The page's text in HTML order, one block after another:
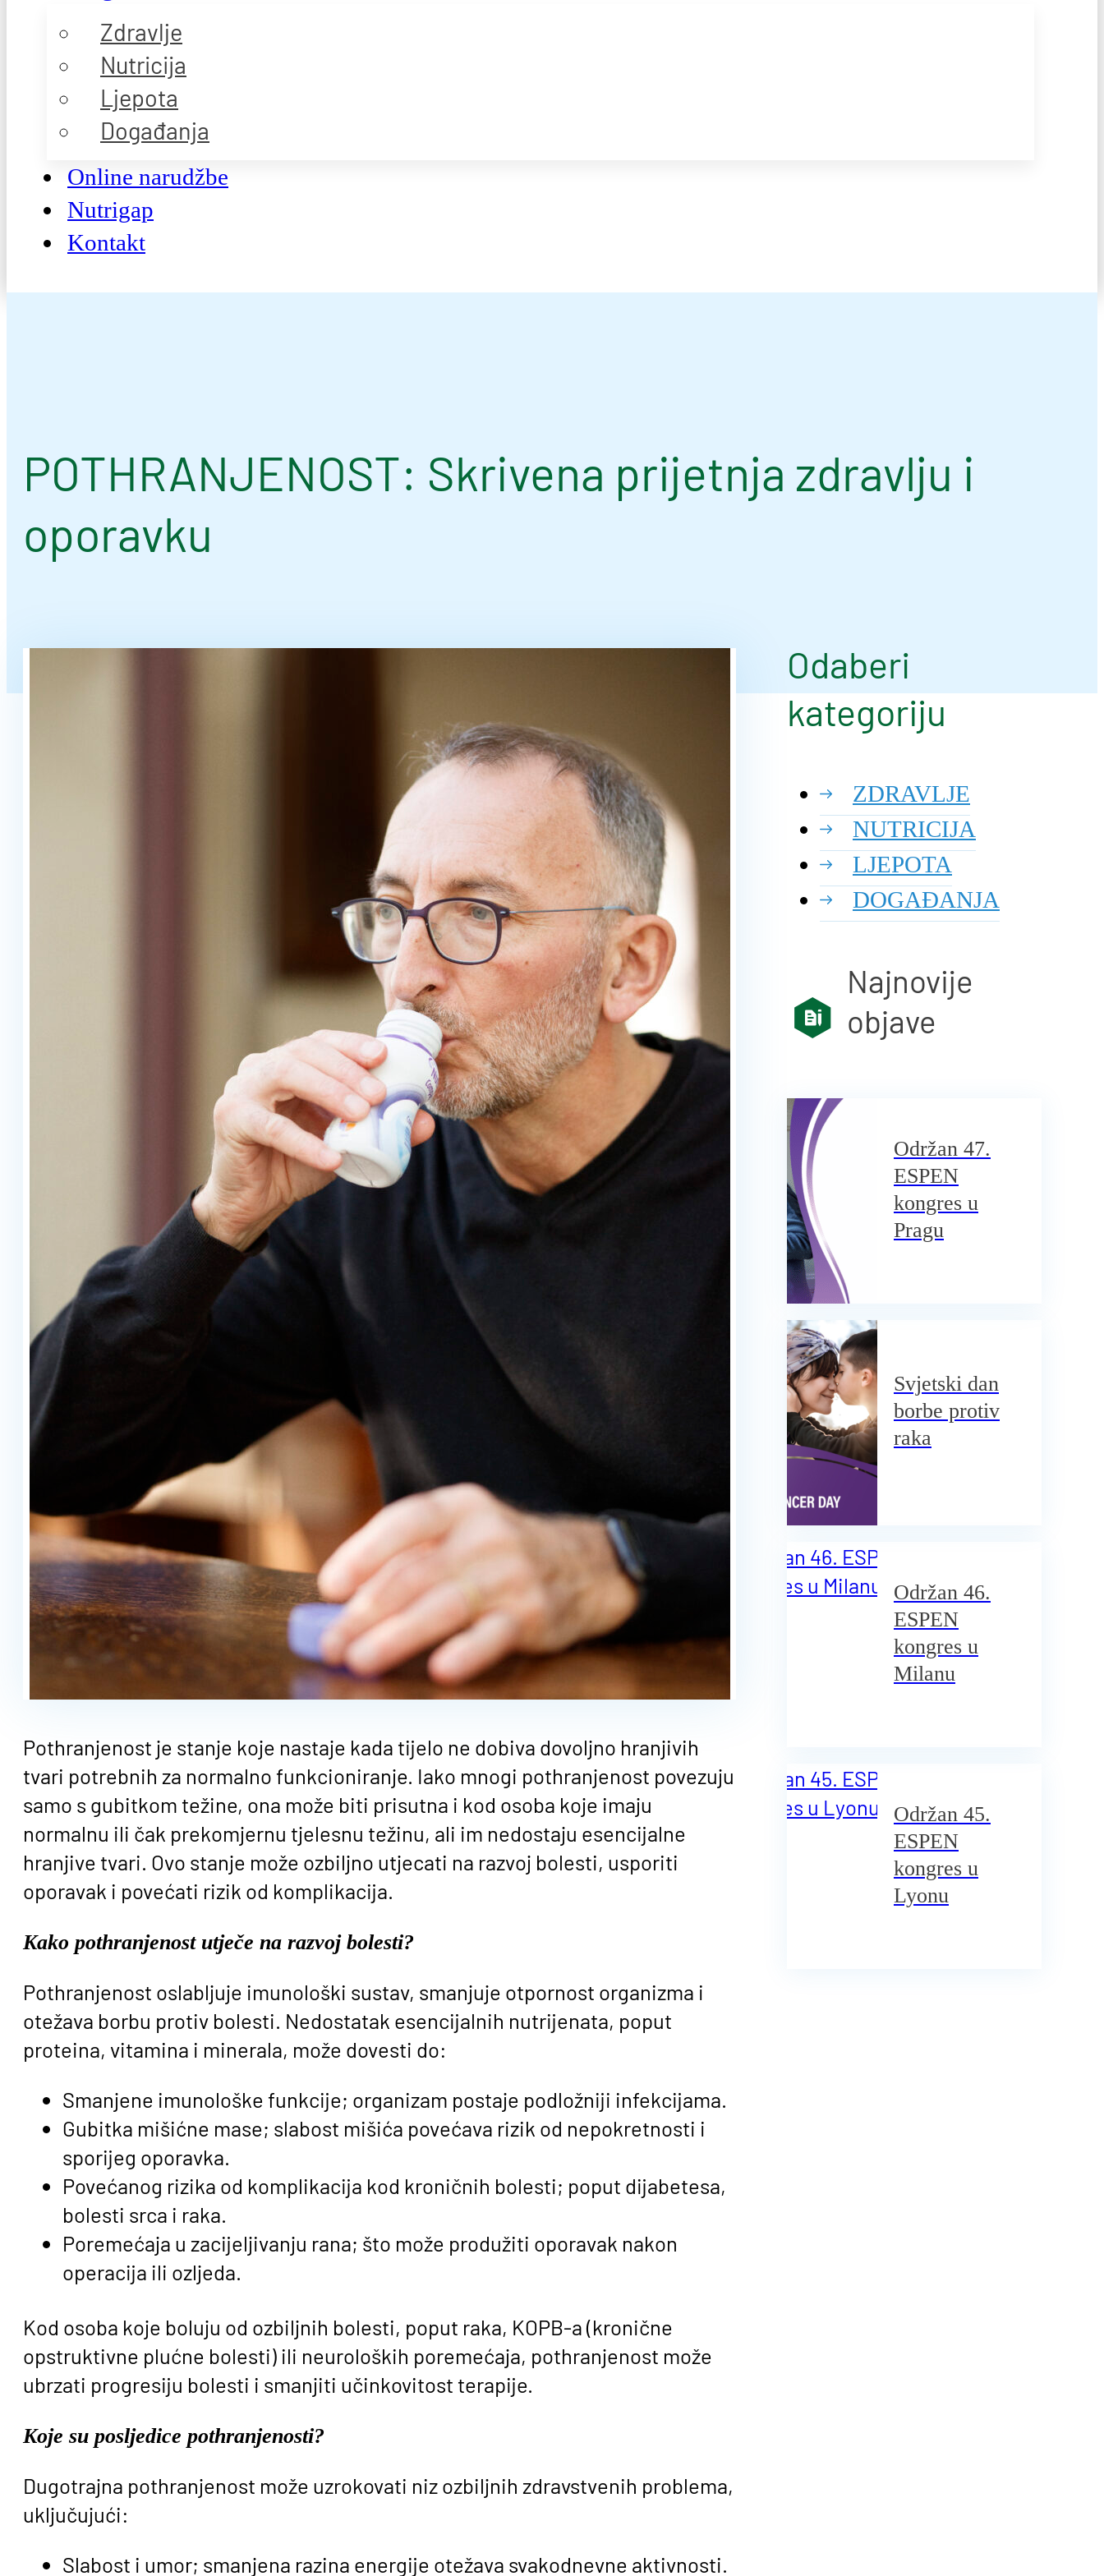
Zdravlje
Nutricija
Ljepota
Događanja
Online narudžbe
Nutrigap
Kontakt
POTHRANJENOST: Skrivena prijetnja zdravlju i
oporavku
Pothranjenost je stanje koje nastaje kada tijelo ne dobiva dovoljno hranjivih
tvari potrebnih za normalno funkcioniranje. Iako mnogi pothranjenost povezuju
samo s gubitkom težine, ona može biti prisutna i kod osoba koje imaju
normalnu ili čak prekomjernu tjelesnu težinu, ali im nedostaju esencijalne
hranjive tvari. Ovo stanje može ozbiljno utjecati na razvoj bolesti, usporiti
oporavak i povećati rizik od komplikacija.
Kako pothranjenost utječe na razvoj bolesti?
Pothranjenost oslabljuje imunološki sustav, smanjuje otpornost organizma i
otežava borbu protiv bolesti. Nedostatak esencijalnih nutrijenata, poput
proteina, vitamina i minerala, može dovesti do:
Smanjene imunološke funkcije; organizam postaje podložniji infekcijama.
Gubitka mišićne mase; slabost mišića povećava rizik od nepokretnosti i
sporijeg oporavka.
Povećanog rizika od komplikacija kod kroničnih bolesti; poput dijabetesa,
bolesti srca i raka.
Poremećaja u zacijeljivanju rana; što može produžiti oporavak nakon
operacija ili ozljeda.
Kod osoba koje boluju od ozbiljnih bolesti, poput raka, KOPB-a (kronične
opstruktivne plućne bolesti) ili neuroloških poremećaja, pothranjenost može
ubrzati progresiju bolesti i smanjiti učinkovitost terapije.
Koje su posljedice pothranjenosti?
Dugotrajna pothranjenost može uzrokovati niz ozbiljnih zdravstvenih problema,
uključujući:
Slabost i umor; smanjena razina energije otežava svakodnevne aktivnosti.
Odaberi
kategoriju
ZDRAVLJE
NUTRICIJA
LJEPOTA
DOGAĐANJA
Najnovije
objave
Održan 47.
ESPEN
kongres u
Pragu
Svjetski dan
borbe protiv
raka
Održan 46.
ESPEN
kongres u
Milanu
Održan 45.
ESPEN
kongres u
Lyonu